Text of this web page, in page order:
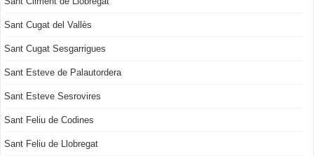
Sant Cugat del Vallès
Sant Cugat Sesgarrigues
Sant Esteve de Palautordera
Sant Esteve Sesrovires
Sant Feliu de Codines
Sant Feliu de Llobregat